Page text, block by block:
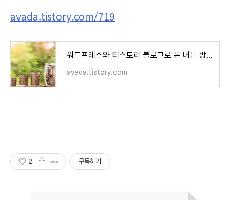
avada.tistory.com/719
워드프레스와 티스토리 블로그로 돈 버는 방법
avada.tistory.com
2 구독하기